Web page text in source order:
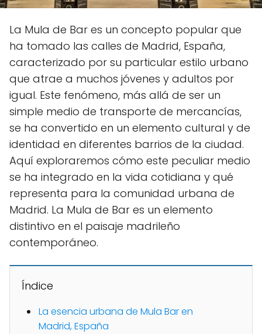
La Mula de Bar es un concepto popular que
ha tomado las calles de Madrid, España,
caracterizado por su particular estilo urbano
que atrae a muchos jóvenes y adultos por
igual. Este fenómeno, más allá de ser un
simple medio de transporte de mercancías,
se ha convertido en un elemento cultural y de
identidad en diferentes barrios de la ciudad.
Aquí exploraremos cómo este peculiar medio
se ha integrado en la vida cotidiana y qué
representa para la comunidad urbana de
Madrid. La Mula de Bar es un elemento
distintivo en el paisaje madrileño
contemporáneo.
Índice
La esencia urbana de Mula Bar en
Madrid, España